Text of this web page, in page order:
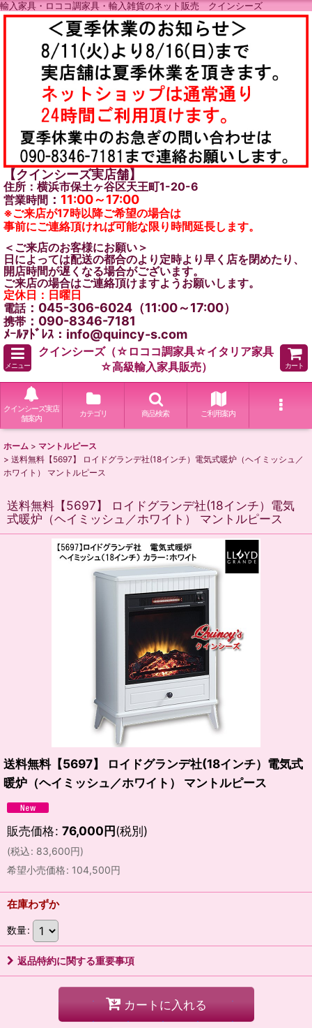
輸入家具・ロココ調家具・輸入雑貨のネット販売 クインシーズ
【クインシーズ実店舗】
住所：横浜市保土ヶ谷区天王町1-20-6
営業時間 ： 11:00～17:00
※ご来店が17時以降ご希望の場合は
事前にご連絡頂ければ可能な限り時間延長します。
＜ご来店のお客様にお願い＞
日によっては配送の都合のより定時より早く店を閉めたり、
開店時間が遅くなる場合がございます。
ご来店の場合はご連絡頂けますようお願いします。
定休日：日曜日
電話：045-306-6024（11:00～17:00）
携帯 ：090-8346-7181
ﾒｰﾙｱﾄﾞﾚｽ：info@quincy-s.com
メニュー
クインシーズ（☆ロココ調家具☆イタリア家具
☆高級輸入家具販売）
カート
クインシーズ実店
舗案内
カテゴリ 商品検索 ご利用案内
ホーム > マントルピース
> 送料無料【5697】 ロイドグランデ社(18インチ）電気式暖炉（ヘイミッシュ／
ホワイト） マントルピース
送料無料【5697】 ロイドグランデ社(18インチ）電気
式暖炉（ヘイミッシュ／ホワイト） マントルピース
送料無料【5697】 ロイドグランデ社(18インチ）電気式
暖炉（ヘイミッシュ／ホワイト） マントルピース
販売価格: 76,000円(税別)
(税込: 83,600円)
希望小売価格: 104,500円
在庫わずか
数量:
返品特約に関する重要事項
カートに入れる